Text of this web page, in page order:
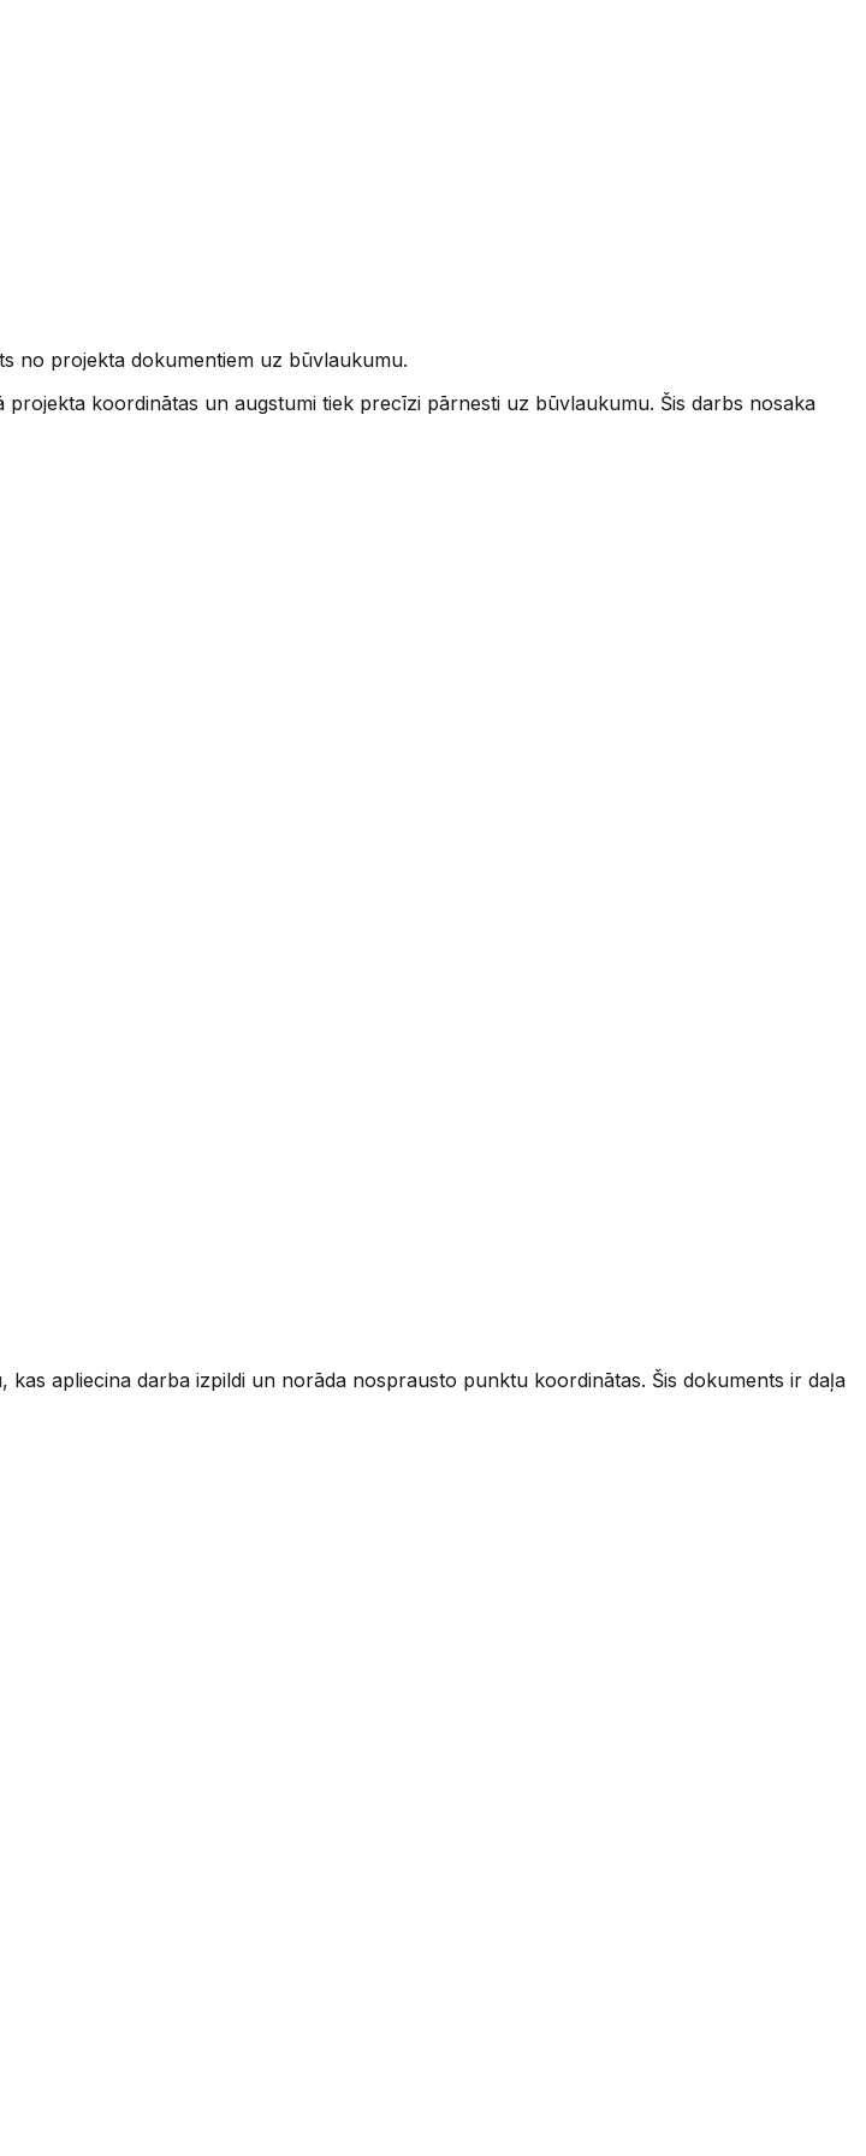
no projekta dokumentiem uz būvlaukumu.
koordinātas un augstumi tiek precīzi pārnesti uz būvlaukumu. Šis darbs nosaka
apliecina darba izpildi un norāda nosprausto punktu koordinātas. Šis dokuments ir daļa